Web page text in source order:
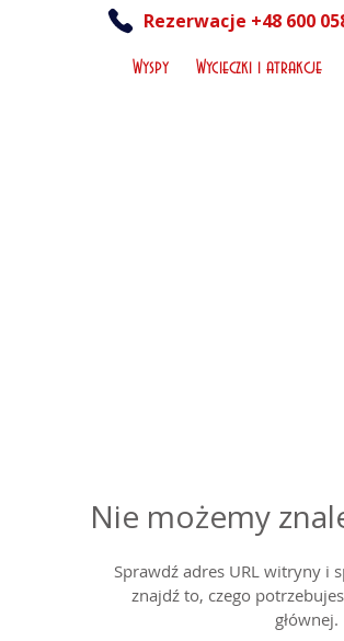
Rezerwacje +48 600
Wyspy Wycieczki i atrakcje
Nie możemy
Sprawdź adres URL witryny i
znajdź to, czego
głównej.